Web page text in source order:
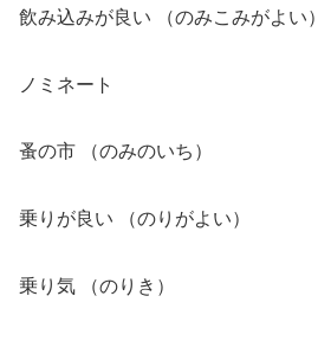
飲み込みが良い （のみこみがよい）
ノミネート
蚤の市 （のみのいち）
乗りが良い （のりがよい）
乗り気 （のりき）